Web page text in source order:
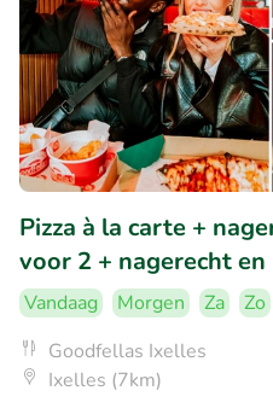
Pizza à la carte +
voor 2 + nagerecht
Vandaag Morgen Za Zo
Goodfellas Ixelles
Ixelles (7km)